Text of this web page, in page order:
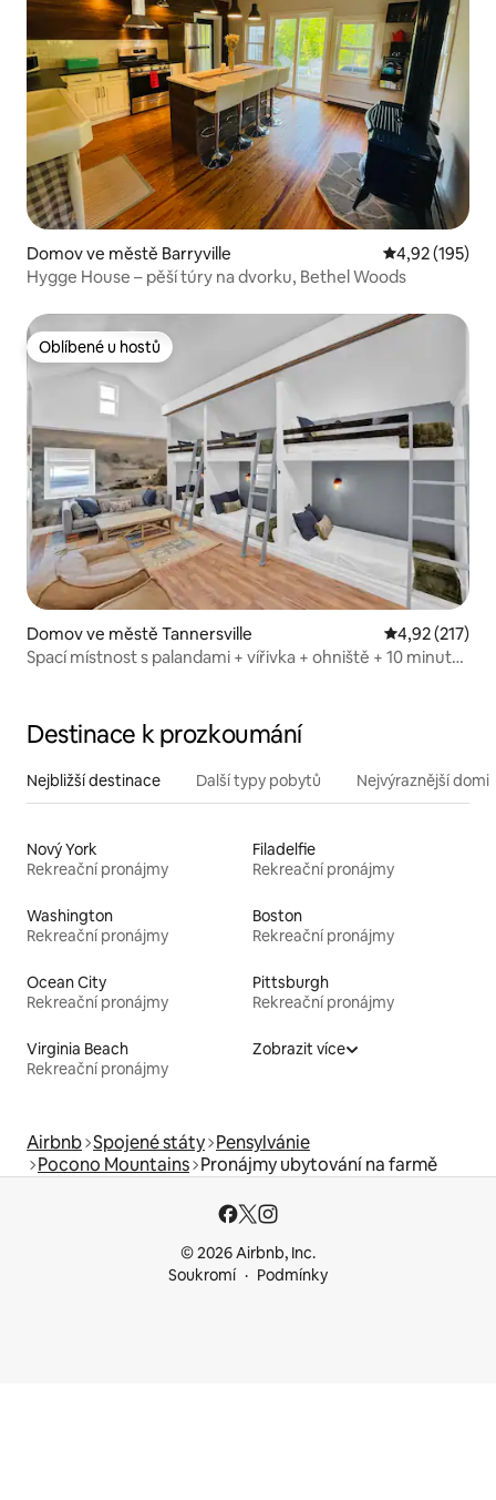
Domov ve městě Barryville Průměrné
4,92 (195)
Hygge House – pěší túry na dvorku, Bethel Woods
Oblíbené u hostů
Oblíbené u hostů
Domov ve městě Tannersville Průměrné
4,92 (217)
Spací místnost s palandami + vířivka + ohniště + 10 minut
Destinace k prozkoumání
Nejbližší destinace Další typy pobytů Nejvýraznější
Nový York
Rekreační pronájmy
Filadelfie
Rekreační pronájmy
Washington
Rekreační pronájmy
Boston
Rekreační pronájmy
Ocean City
Rekreační pronájmy
Pittsburgh
Rekreační pronájmy
Virginia Beach
Rekreační pronájmy
Zobrazit více
Airbnb Spojené státy Pensylvánie
Pocono Mountains Pronájmy ubytování na farmě
© 2026 Airbnb, Inc.
Soukromí
Podmínky